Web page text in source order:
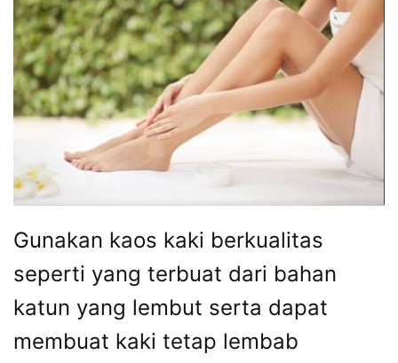
Gunakan kaos kaki berkualitas
seperti yang terbuat dari bahan
katun yang lembut serta dapat
membuat kaki tetap lembab